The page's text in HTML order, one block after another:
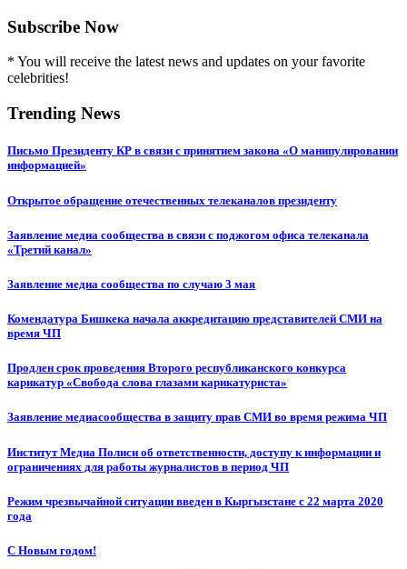
Subscribe Now
* You will receive the latest news and updates on your favorite
celebrities!
Trending News
Письмо Президенту КР в связи с принятием закона «О манипулировании
информацией»
Открытое обращение отечественных телеканалов президенту
Заявление медиа сообщества в связи с поджогом офиса телеканала
«Третий канал»
Заявление медиа сообщества по случаю 3 мая
Комендатура Бишкека начала аккредитацию представителей СМИ на
время ЧП
Продлен срок проведения Второго республиканского конкурса
карикатур «Свобода слова глазами карикатуриста»
Заявление медиасообщества в защиту прав СМИ во время режима ЧП
Институт Медиа Полиси об ответственности, доступу к информации и
ограничениях для работы журналистов в период ЧП
Режим чрезвычайной ситуации введен в Кыргызстане с 22 марта 2020
года
С Новым годом!